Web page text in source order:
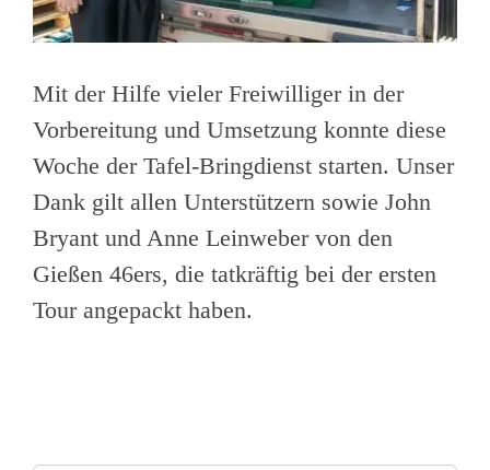
Mit der Hilfe vieler Freiwilliger in der
Vorbereitung und Umsetzung konnte diese
Woche der Tafel-Bringdienst starten. Unser
Dank gilt allen Unterstützern sowie John
Bryant und Anne Leinweber von den
Gießen 46ers, die tatkräftig bei der ersten
Tour angepackt haben.